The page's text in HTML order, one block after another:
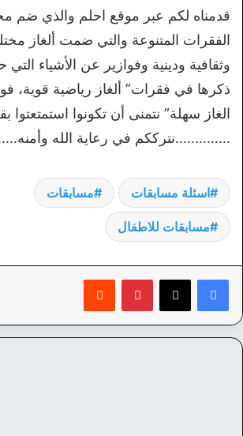
قدمناه لكم عبر موقع احلم والذي ضم
الفقرات المتنوعة والتي ضمت ألغاز
وثقافية ودينية وفوازير عن الأشياء التي
ذكرها في فقرات” ألغاز رياضية قوية،
الغاز سهلة” نتمنى أن تكونوا استمتعتوا
…………..نترككم في رعاية الله
اسئلة مسابقات مسابقات
مسابقات للاطفال
بينتيريست